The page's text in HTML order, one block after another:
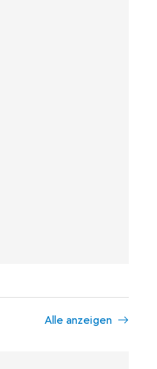
Alle anzeigen